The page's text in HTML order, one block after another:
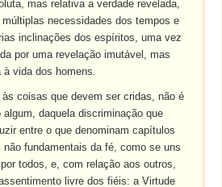
mas relativa a verdade revelada,
necessidades dos tempos e
inclinações dos espíritos, uma vez
por uma revelação imutável, mas
vida dos homens.
coisas que devem ser cridas, não é
daquela discriminação que
entre o que denominam capítulos
fundamentais da fé, como se uns
todos, e, com relação aos outros,
livre dos fiéis: a Virtude